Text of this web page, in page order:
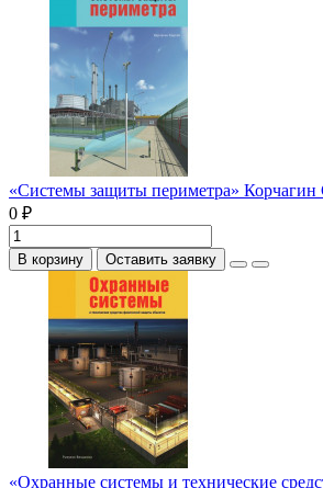
«Системы защиты периметра» Корчагин
0 ₽
В корзину Оставить заявку
«Охранные системы и технические